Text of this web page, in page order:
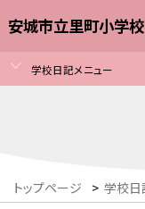
安城市立里町小学校
学校日記メニュー
トップページ > 学校日